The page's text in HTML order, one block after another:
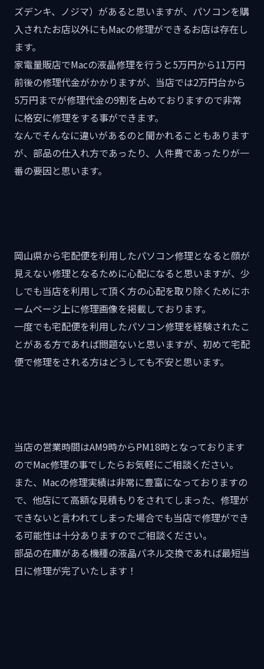
ズデンキ、ノジマ）があると思いますが、パソコンを購
入されたお店以外にもMacの修理ができるお店は存在し
ます。
家電量販店でMacの液晶修理を行うと5万円から11万円
前後の修理代金がかかりますが、当店では2万円台から
5万円までが修理代金の9割を占めておりますので非常
に格安に修理をする事ができます。
なんでそんなに違いがあるのと聞かれることもあります
が、部品の仕入れ方であったり、人件費であったりが一
番の要因と思います。
岡山県から宅配便を利用したパソコン修理となると顔が
見えない修理となるために心配になると思いますが、少
しでも当店を利用して頂く方の心配を取り除くためにホ
ームページ上に修理画像を掲載しております。
一度でも宅配便を利用したパソコン修理を経験されたこ
とがある方であれば問題ないと思いますが、初めて宅配
便で修理をされる方はどうしても不安と思います。
当店の営業時間はAM9時からPM18時となっております
のでMac修理の事でしたらお気軽にご相談ください。
また、Macの修理実績は非常に豊富になっておりますの
で、他店にて高額な見積もりをされてしまった、修理が
できないと言われてしまった場合でも当店で修理ができ
る可能性は十分ありますのでご相談ください。
部品の在庫がある機種の液晶パネル交換であれば最短当
日に修理が完了いたします！